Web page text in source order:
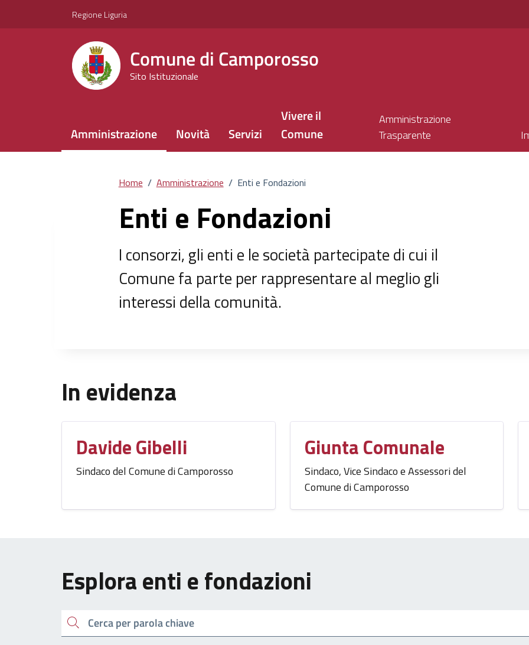
Regione Liguria
Comune di Camporosso
Sito Istituzionale
Amministrazione Novità Servizi
Vivere il
Comune
Amministrazione
Trasparente
Home / Amministrazione / Enti e Fondazioni
Enti e Fondazioni
I consorzi, gli enti e le società partecipate di cui il
Comune fa parte per rappresentare al meglio gli
interessi della comunità.
In evidenza
Davide Gibelli
Sindaco del Comune di Camporosso
Giunta Comunale
Sindaco, Vice Sindaco e Assessori del
Comune di Camporosso
Esplora enti e fondazioni
Cerca